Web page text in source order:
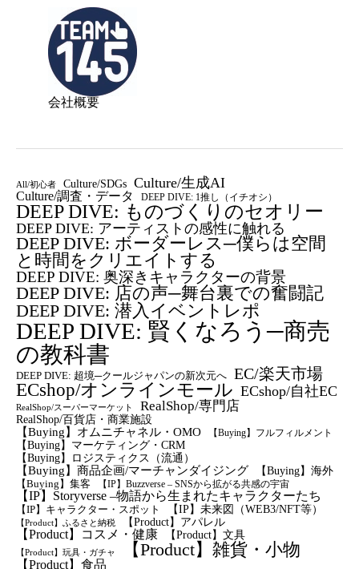
会社概要
All/初心者 Culture/SDGs Culture/生成AI
Culture/調査・データ DEEP DIVE: 1推し（イチオシ）
DEEP DIVE: ものづくりのセオリー
DEEP DIVE: アーティストの感性に触れる
DEEP DIVE: ボーダーレス─僕らは空間
と時間をクリエイトする
DEEP DIVE: 奥深きキャラクターの背景
DEEP DIVE: 店の声─舞台裏での奮闘記
DEEP DIVE: 潜入イベントレポ
DEEP DIVE: 賢くなろう─商売
の教科書
DEEP DIVE: 超境─クールジャパンの新次元へ EC/楽天市場
ECshop/オンラインモール ECshop/自社EC
RealShop/スーパーマーケット RealShop/専門店
RealShop/百貨店・商業施設
【Buying】オムニチャネル・OMO
【Buying】フルフィルメント
【Buying】マーケティング・CRM
【buying】ロジスティクス（流通）
【Buying】商品企画/マーチャンダイジング 【Buying】海外
【Buying】集客 【IP】Buzzverse – SNSから拡がる共感の宇宙
【IP】Storyverse –物語から生まれたキャラクターたち
【IP】キャラクター・スポット 【IP】未来図（WEB3/NFT等）
【Product】ふるさと納税 【Product】アパレル
【Product】コスメ・健康 【Product】文具
【Product】玩具・ガチャ 【Product】雑貨・小物
【Product】食品